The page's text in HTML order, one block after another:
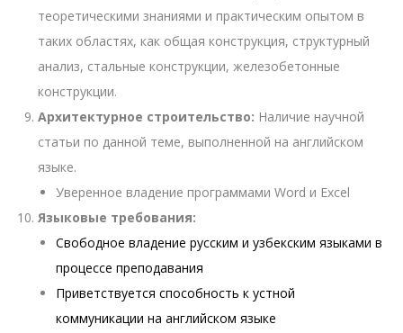
теоретическими знаниями и практическим опытом в
таких областях, как общая конструкция, структурный
анализ, стальные конструкции, железобетонные
конструкции.
Архитектурное строительство: Наличие научной
статьи по данной теме, выполненной на английском
языке.
Уверенное владение программами Word и Excel
Языковые требования:
Свободное владение русским и узбекским языками в
процессе преподавания
Приветствуется способность к устной
коммуникации на английском языке